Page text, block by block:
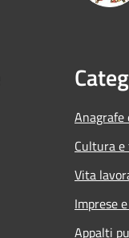
Cultura
Vita
Imprese
Appalti